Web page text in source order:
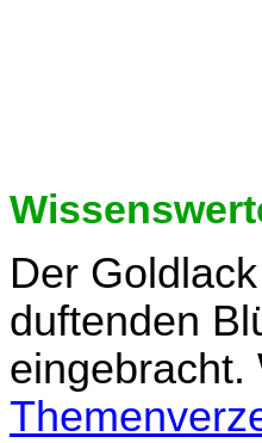
Der
duftenden
eingebracht.